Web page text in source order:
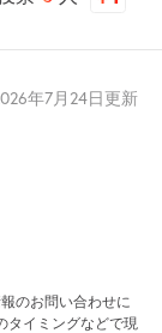
年7月24日更新
のお問い合わせに
タイミングなどで現